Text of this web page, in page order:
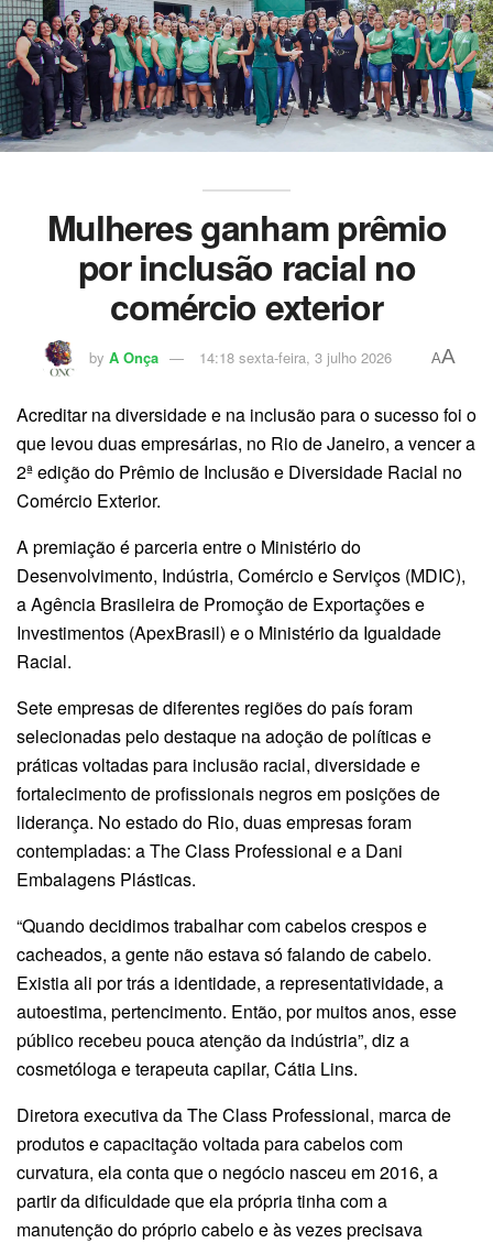
Mulheres ganham prêmio
por inclusão racial no
comércio exterior
by A Onça 14:18 sexta-feira, 3 julho 2026 AA
Acreditar na diversidade e na inclusão para o sucesso foi o
que levou duas empresárias, no Rio de Janeiro, a vencer a
2ª edição do Prêmio de Inclusão e Diversidade Racial no
Comércio Exterior.
A premiação é parceria entre o Ministério do
Desenvolvimento, Indústria, Comércio e Serviços (MDIC),
a Agência Brasileira de Promoção de Exportações e
Investimentos (ApexBrasil) e o Ministério da Igualdade
Racial.
Sete empresas de diferentes regiões do país foram
selecionadas pelo destaque na adoção de políticas e
práticas voltadas para inclusão racial, diversidade e
fortalecimento de profissionais negros em posições de
liderança. No estado do Rio, duas empresas foram
contempladas: a The Class Professional e a Dani
Embalagens Plásticas.
“Quando decidimos trabalhar com cabelos crespos e
cacheados, a gente não estava só falando de cabelo.
Existia ali por trás a identidade, a representatividade, a
autoestima, pertencimento. Então, por muitos anos, esse
público recebeu pouca atenção da indústria”, diz a
cosmetóloga e terapeuta capilar, Cátia Lins.
Diretora executiva da The Class Professional, marca de
produtos e capacitação voltada para cabelos com
curvatura, ela conta que o negócio nasceu em 2016, a
partir da dificuldade que ela própria tinha com a
manutenção do próprio cabelo e às vezes precisava